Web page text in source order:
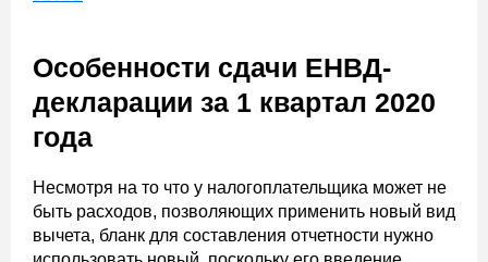
Особенности сдачи ЕНВД-
декларации за 1 квартал 2020
года
Несмотря на то что у налогоплательщика может не
быть расходов, позволяющих применить новый вид
вычета, бланк для составления отчетности нужно